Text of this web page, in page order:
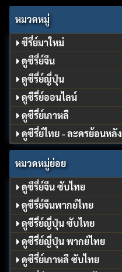
หมวดหมู่
ซีรี่ย์มาใหม่
ดูซีรี่ย์จีน
ดูซีรี่ย์ญี่ปุ่น
ดูซีรี่ย์ออนไลน์
ดูซีรี่ย์เกาหลี
ดูซีรี่ย์ไทย - ละครย้อนหลัง
หมวดหมู่ย่อย
ดูซีรี่ย์จีน ซับไทย
ดูซีรี่ย์จีนพากย์ไทย
ดูซีรี่ย์ญี่ปุ่น ซับไทย
ดูซีรี่ย์ญี่ปุ่น พากย์ไทย
ดูซีรี่ย์เกาหลี ซับไทย